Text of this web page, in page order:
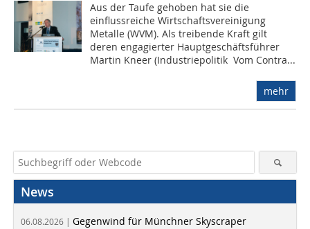
Aus der Taufe gehoben hat sie die
einflussreiche Wirtschaftsvereinigung
Metalle (WVM). Als treibende Kraft gilt
deren engagierter Hauptgeschäftsführer
Martin Kneer (Industriepolitik  Vom Contra...
mehr
News
06.08.2026 | Gegenwind für Münchner Skyscraper